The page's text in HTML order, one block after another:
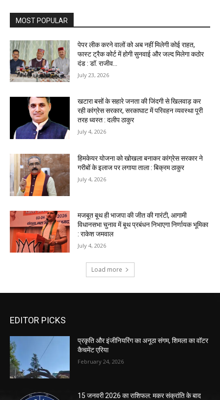
EDITOR PICKS
प्रकृति और इंजीनियरिंग का अनूठा संगम, शिमला का वॉटर
कैचमेंट एरिया
February 24, 2026
15 जनवरी 2026 का राशिफल: मकर संक्रांति के बाद